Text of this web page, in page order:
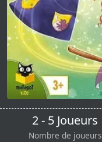
2 - 5 Joueurs
Nombre de joueurs